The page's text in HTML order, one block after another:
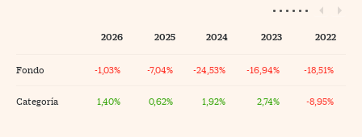
2026 2025 2024 2023 2022
Fondo -1,03% -7,04% -24,53% -16,94% -18,51%
Categoría 1,40% 0,62% 1,92% 2,74% -8,95%